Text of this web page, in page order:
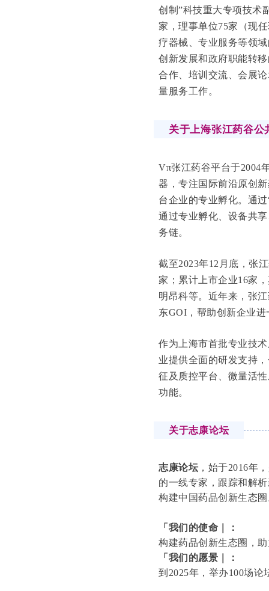
创制”科技重大专项技术
家，理事单位75家（现
疗器械、专业服务等领
创新发展和政府职能转
合作、培训交流、会展
量服务工作。
关于上海张江药谷
Vπ张江药谷平台于2004
器，专注国际前沿原创
台企业的专业孵化。通
通过专业孵化、设备共
务链。
截至2023年12月底，张
家；累计上市企业16家
明昂科等。近年来，张
东GOI，帮助创新企业
作为上海市首批专业技
业提供全面的研发支持
征及质控平台、微量活
功能。
关于志康论坛
志康论坛，始于2016年
的一线专家，跟踪和解
构建中国药品创新生态
「我们的使命｜：
构建药品创新生态圈，
「我们的愿景｜：
到2025年，举办100场论